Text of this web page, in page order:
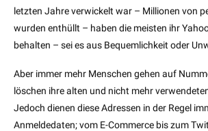
letzten Jahre verwickelt war – Millionen von
wurden enthüllt – haben die meisten ihr
behalten – sei es aus Bequemlichkeit oder
Aber immer mehr Menschen gehen auf
löschen ihre alten und nicht mehr
Jedoch dienen diese Adressen in der Regel
Anmeldedaten; vom E-Commerce bis zum